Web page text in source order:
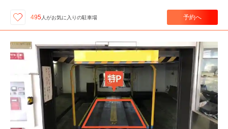
495 人がお気に入りの駐車場 予約へ